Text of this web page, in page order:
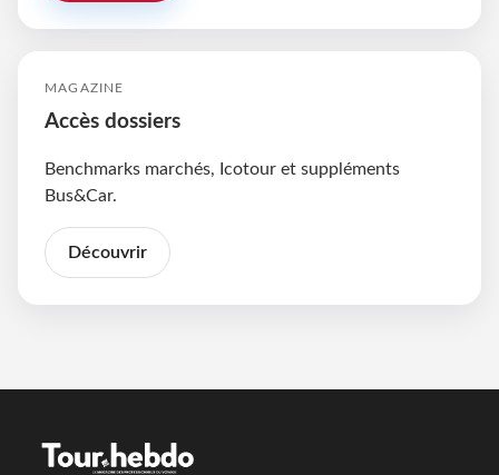
MAGAZINE
Accès dossiers
Benchmarks marchés, Icotour et suppléments
Bus&Car.
Découvrir